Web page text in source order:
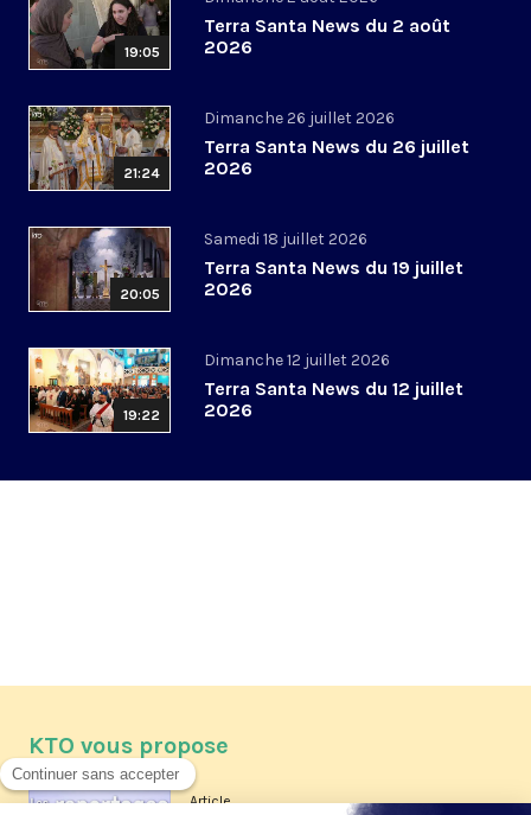
19:05
Terra Santa News du 2 août
2026
21:24
Dimanche 26 juillet 2026
Terra Santa News du 26 juillet
2026
20:05
Samedi 18 juillet 2026
Terra Santa News du 19 juillet
2026
19:22
Dimanche 12 juillet 2026
Terra Santa News du 12 juillet
2026
KTO vous propose
Article